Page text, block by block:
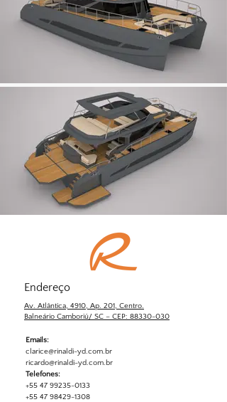
Endereço
Av. Atlântica, 4910, Ap. 201, Centro.
Balneário Camboriú/ SC – CEP: 88330-030
Emails:
clarice@rinaldi-yd.com.br
ricardo@rinaldi-yd.com.br
Telefones:
+55 47 99235-0133
+55 47 98429-1308